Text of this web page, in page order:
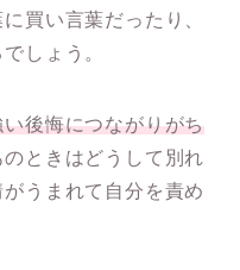
買い言葉だったり、
しょう。
後悔につながりがち
ときはどうして別れ
うまれて自分を責め